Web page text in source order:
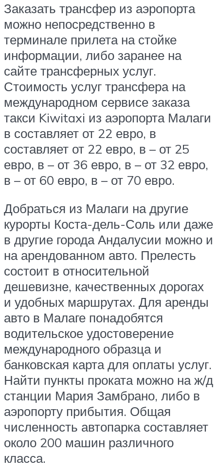
Заказать трансфер из аэропорта
можно непосредственно в
терминале прилета на стойке
информации, либо заранее на
сайте трансферных услуг.
Стоимость услуг трансфера на
международном сервисе заказа
такси Kiwitaxi из аэропорта Малаги
в составляет от 22 евро, в
составляет от 22 евро, в – от 25
евро, в – от 36 евро, в – от 32 евро,
в – от 60 евро, в – от 70 евро.
Добраться из Малаги на другие
курорты Коста-дель-Соль или даже
в другие города Андалусии можно и
на арендованном авто. Прелесть
состоит в относительной
дешевизне, качественных дорогах
и удобных маршрутах. Для аренды
авто в Малаге понадобятся
водительское удостоверение
международного образца и
банковская карта для оплаты услуг.
Найти пункты проката можно на ж/д
станции Мария Замбрано, либо в
аэропорту прибытия. Общая
численность автопарка составляет
около 200 машин различного
класса.